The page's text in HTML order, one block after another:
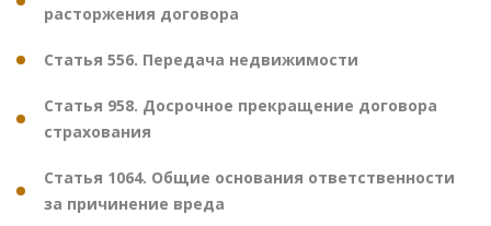
расторжения договора
Статья 556. Передача недвижимости
Статья 958. Досрочное прекращение договора
страхования
Статья 1064. Общие основания ответственности
за причинение вреда